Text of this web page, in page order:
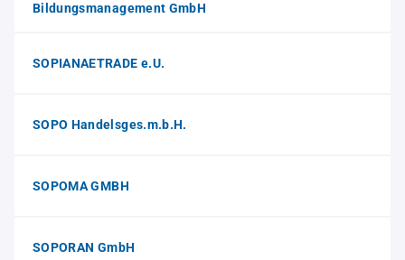
Bildungsmanagement GmbH
SOPIANAETRADE e.U.
SOPO Handelsges.m.b.H.
SOPOMA GMBH
SOPORAN GmbH